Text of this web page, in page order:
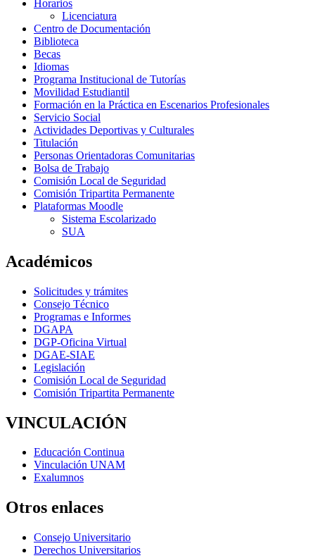
Horarios
Licenciatura
Centro de Documentación
Biblioteca
Becas
Idiomas
Programa Institucional de Tutorías
Movilidad Estudiantil
Formación en la Práctica en Escenarios Profesionales
Servicio Social
Actividades Deportivas y Culturales
Titulación
Personas Orientadoras Comunitarias
Bolsa de Trabajo
Comisión Local de Seguridad
Comisión Tripartita Permanente
Plataformas Moodle
Sistema Escolarizado
SUA
Académicos
Solicitudes y trámites
Consejo Técnico
Programas e Informes
DGAPA
DGP-Oficina Virtual
DGAE-SIAE
Legislación
Comisión Local de Seguridad
Comisión Tripartita Permanente
VINCULACIÓN
Educación Continua
Vinculación UNAM
Exalumnos
Otros enlaces
Consejo Universitario
Derechos Universitarios